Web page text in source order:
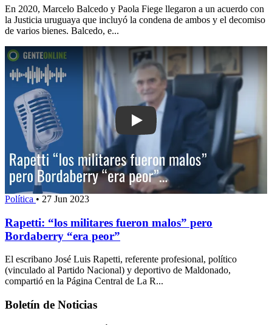
En 2020, Marcelo Balcedo y Paola Fiege llegaron a un acuerdo con
la Justicia uruguaya que incluyó la condena de ambos y el decomiso
de varios bienes. Balcedo, e...
Play: Rapetti: “los militares fueron
Política • 27 Jun 2023
Rapetti: “los militares fueron malos” pero
Bordaberry “era peor”
El escribano José Luis Rapetti, referente profesional, político
(vinculado al Partido Nacional) y deportivo de Maldonado,
compartió en la Página Central de La R...
Boletín de Noticias